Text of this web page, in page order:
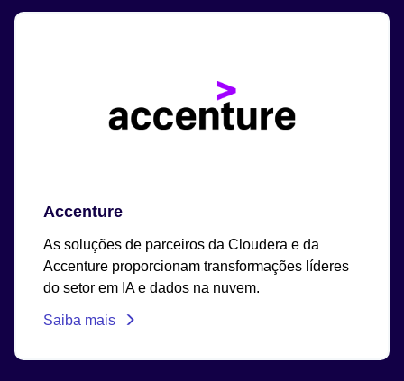
Accenture
As soluções de parceiros da Cloudera e da
Accenture proporcionam transformações líderes
do setor em IA e dados na nuvem.
Saiba mais